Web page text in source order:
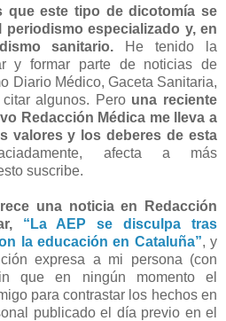
que este tipo de dicotomía se
periodismo especializado y, en
sanitario. He tenido la
y formar parte de noticias de
Diario Médico, Gaceta Sanitaria,
algunos. Pero una reciente
Redacción Médica me lleva a
valores y los deberes de esta
afecta a más
suscribe.
una noticia en Redacción
“La AEP se disculpa tras
la educación en Cataluña”, y
expresa a mi persona (con
que en ningún momento el
para contrastar los hechos en
publicado el día previo en el